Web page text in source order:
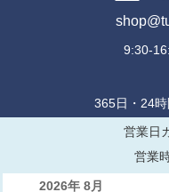
9:30-
365日・24時
営業日
営業
2026年 8月